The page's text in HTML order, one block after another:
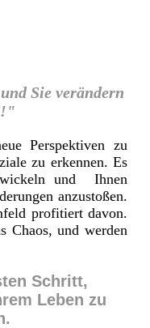
Sie verändern
Perspektiven zu
zu erkennen. Es
und Ihnen
anzustoßen.
profitiert davon.
Chaos, und werden
Schritt,
Leben zu